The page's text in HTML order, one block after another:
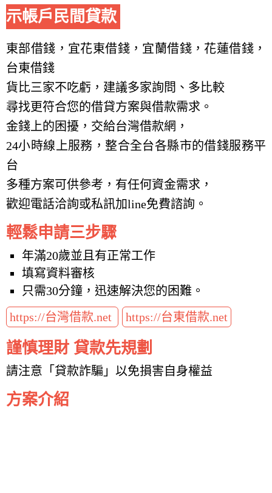
示帳戶民間貸款
東部借錢，宜花東借錢，宜蘭借錢，花蓮借錢，
台東借錢
貨比三家不吃虧，建議多家詢問、多比較
尋找更符合您的借貸方案與借款需求。
金錢上的困擾，交給台灣借款網，
24小時線上服務，整合全台各縣市的借錢服務平
台
多種方案可供參考，有任何資金需求，
歡迎電話洽詢或私訊加line免費諮詢。
輕鬆申請三步驟
年滿20歲並且有正常工作
填寫資料審核
只需30分鐘，迅速解決您的困難。
https://台灣借款.net
https://台東借款.net
謹慎理財 貸款先規劃
請注意「貸款詐騙」以免損害自身權益
方案介紹